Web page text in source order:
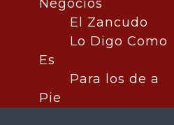
Publicado por:La nota central
Hermosillo
15 septiembre, 2023
Negocios
El Zancudo
Lo Digo Como
Es
Para los de a
Pie